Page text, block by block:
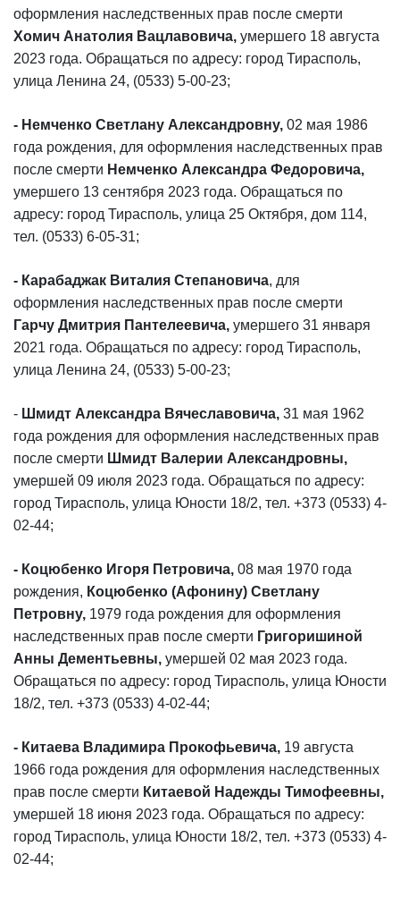
оформления наследственных прав после смерти
Хомич Анатолия Вацлавовича, умершего 18 августа
2023 года. Обращаться по адресу: город Тирасполь,
улица Ленина 24, (0533) 5-00-23;
- Немченко Светлану Александровну, 02 мая 1986
года рождения, для оформления наследственных прав
после смерти Немченко Александра Федоровича,
умершего 13 сентября 2023 года. Обращаться по
адресу: город Тирасполь, улица 25 Октября, дом 114,
тел. (0533) 6-05-31;
- Карабаджак Виталия Степановича, для
оформления наследственных прав после смерти
Гарчу Дмитрия Пантелеевича, умершего 31 января
2021 года. Обращаться по адресу: город Тирасполь,
улица Ленина 24, (0533) 5-00-23;
- Шмидт Александра Вячеславовича, 31 мая 1962
года рождения для оформления наследственных прав
после смерти Шмидт Валерии Александровны,
умершей 09 июля 2023 года. Обращаться по адресу:
город Тирасполь, улица Юности 18/2, тел. +373 (0533) 4-
02-44;
- Коцюбенко Игоря Петровича, 08 мая 1970 года
рождения, Коцюбенко (Афонину) Светлану
Петровну, 1979 года рождения для оформления
наследственных прав после смерти Григоришиной
Анны Дементьевны, умершей 02 мая 2023 года.
Обращаться по адресу: город Тирасполь, улица Юности
18/2, тел. +373 (0533) 4-02-44;
- Китаева Владимира Прокофьевича, 19 августа
1966 года рождения для оформления наследственных
прав после смерти Китаевой Надежды Тимофеевны,
умершей 18 июня 2023 года. Обращаться по адресу:
город Тирасполь, улица Юности 18/2, тел. +373 (0533) 4-
02-44;